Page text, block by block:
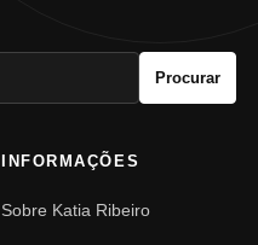
Procurar
INFORMAÇÕES
Sobre Katia Ribeiro